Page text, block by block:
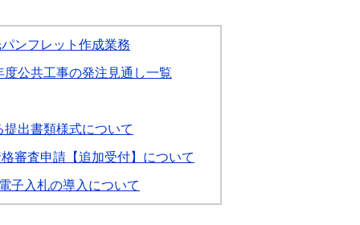
ンフレット作成業務
度公共工事の発注見通し一覧
提出書類様式について
審査申請【追加受付】について
電子入札の導入について